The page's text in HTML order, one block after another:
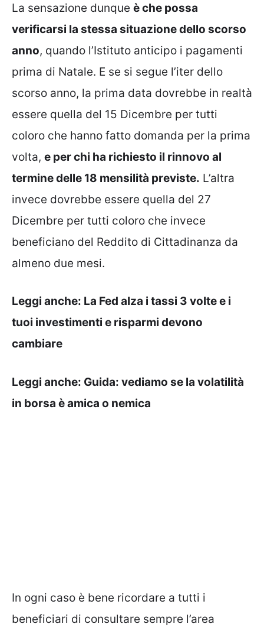
La sensazione dunque è che possa
verificarsi la stessa situazione dello scorso
anno, quando l’Istituto anticipo i pagamenti
prima di Natale. E se si segue l’iter dello
scorso anno, la prima data dovrebbe in realtà
essere quella del 15 Dicembre per tutti
coloro che hanno fatto domanda per la prima
volta, e per chi ha richiesto il rinnovo al
termine delle 18 mensilità previste. L’altra
invece dovrebbe essere quella del 27
Dicembre per tutti coloro che invece
beneficiano del Reddito di Cittadinanza da
almeno due mesi.
Leggi anche: La Fed alza i tassi 3 volte e i
tuoi investimenti e risparmi devono
cambiare
Leggi anche: Guida: vediamo se la volatilità
in borsa è amica o nemica
In ogni caso è bene ricordare a tutti i
beneficiari di consultare sempre l’area